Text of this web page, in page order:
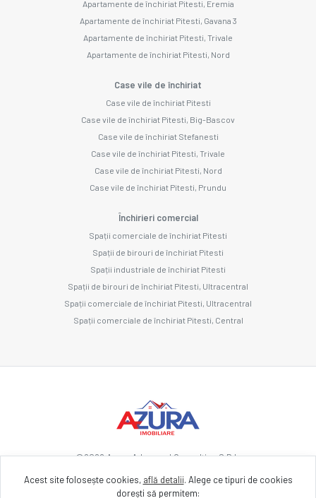
Apartamente de închiriat Pitesti, Eremia
Apartamente de închiriat Pitesti, Gavana 3
Apartamente de închiriat Pitesti, Trivale
Apartamente de închiriat Pitesti, Nord
Case vile de închiriat
Case vile de închiriat Pitesti
Case vile de închiriat Pitesti, Big-Bascov
Case vile de închiriat Stefanesti
Case vile de închiriat Pitesti, Trivale
Case vile de închiriat Pitesti, Nord
Case vile de închiriat Pitesti, Prundu
Închirieri comercial
Spații comerciale de închiriat Pitesti
Spații de birouri de închiriat Pitesti
Spații industriale de închiriat Pitesti
Spații de birouri de închiriat Pitesti, Ultracentral
Spații comerciale de închiriat Pitesti, Ultracentral
Spații comerciale de închiriat Pitesti, Central
©2026Azura Advanced Consulting S.R.L.
Acest site folosește cookies, află detalii. Alege ce tipuri de cookies
dorești să permitem: